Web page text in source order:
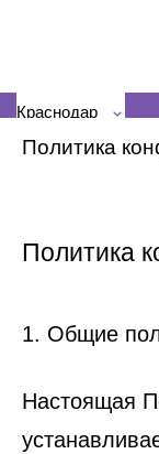
Краснодар
Политика
Политика
1. Общие
Настоящая